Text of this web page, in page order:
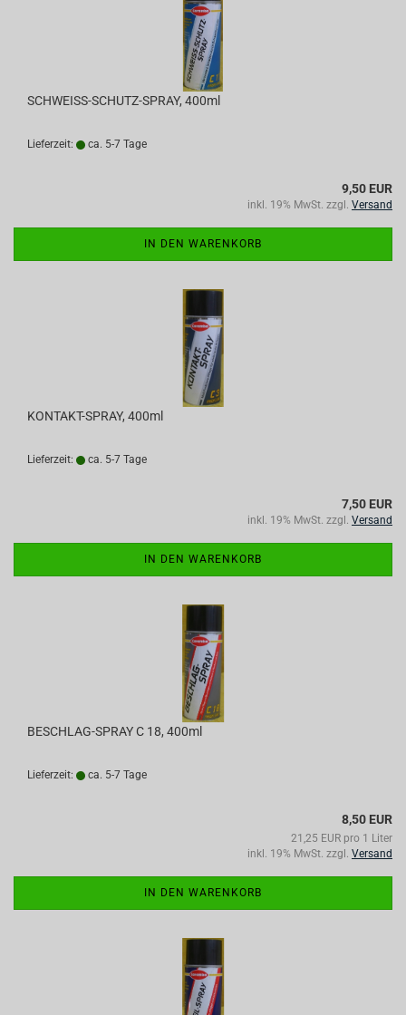
SCHWEISS-SCHUTZ-SPRAY, 400ml
Lieferzeit: ca. 5-7 Tage
9,50 EUR
inkl. 19% MwSt. zzgl. Versand
IN DEN WARENKORB
KONTAKT-SPRAY, 400ml
Lieferzeit: ca. 5-7 Tage
7,50 EUR
inkl. 19% MwSt. zzgl. Versand
IN DEN WARENKORB
BESCHLAG-SPRAY C 18, 400ml
Lieferzeit: ca. 5-7 Tage
8,50 EUR
21,25 EUR pro 1 Liter
inkl. 19% MwSt. zzgl. Versand
IN DEN WARENKORB